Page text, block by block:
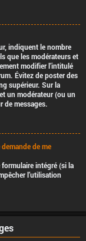
indiquent le nombre
que les modérateurs et
modifier l’intitulé
Évitez de poster des
supérieur. Sur la
un modérateur (ou un
de messages.
de me
formulaire intégré (si la
l’utilisation